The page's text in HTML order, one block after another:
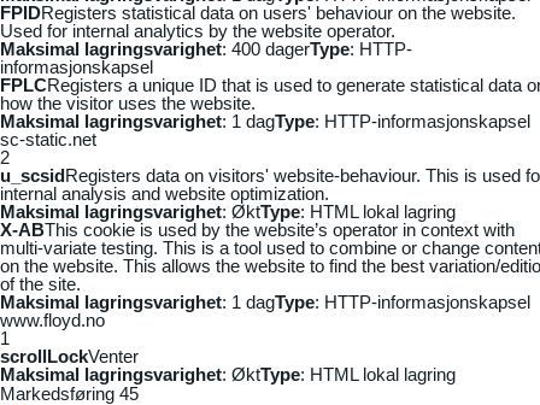
FPIDRegisters statistical data on users' behaviour on the website.
Used for internal analytics by the website operator.
Maksimal lagringsvarighet: 400 dagerType: HTTP-
informasjonskapsel
FPLCRegisters a unique ID that is used to generate statistical data
how the visitor uses the website.
Maksimal lagringsvarighet: 1 dagType: HTTP-informasjonskapsel
sc-static.net
2
u_scsidRegisters data on visitors' website-behaviour. This is used
internal analysis and website optimization.
Maksimal lagringsvarighet: ØktType: HTML lokal lagring
X-ABThis cookie is used by the website’s operator in context with
multi-variate testing. This is a tool used to combine or change
on the website. This allows the website to find the best variation/
of the site.
Maksimal lagringsvarighet: 1 dagType: HTTP-informasjonskapsel
www.floyd.no
1
scrollLockVenter
Maksimal lagringsvarighet: ØktType: HTML lokal lagring
Markedsføring 45